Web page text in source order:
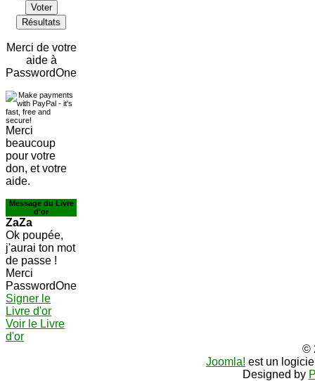
Voter
Résultats
Merci de votre
aide à
PasswordOne
Merci
beaucoup
pour votre
don, et votre
aide.
Message du Livre
d'or
ZaZa
Ok poupée,
j'aurai ton mot
de passe !
Merci
PasswordOne
Signer le
Livre d'or
Voir le Livre
d'or
©
Joomla! est un
Designed by